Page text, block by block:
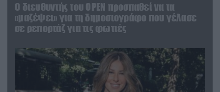
O διευθυντής του OPEN προσπαθεί να τα
«μαζέψει» για τη δημοσιογράφο που γέλασε
σε ρεπορτάζ για τις φωτιές